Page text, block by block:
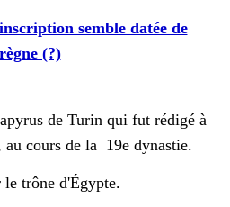
semble datée de
(?)
de Turin qui fut rédigé à
au cours de la 19e dynastie.
le trône d'Égypte.